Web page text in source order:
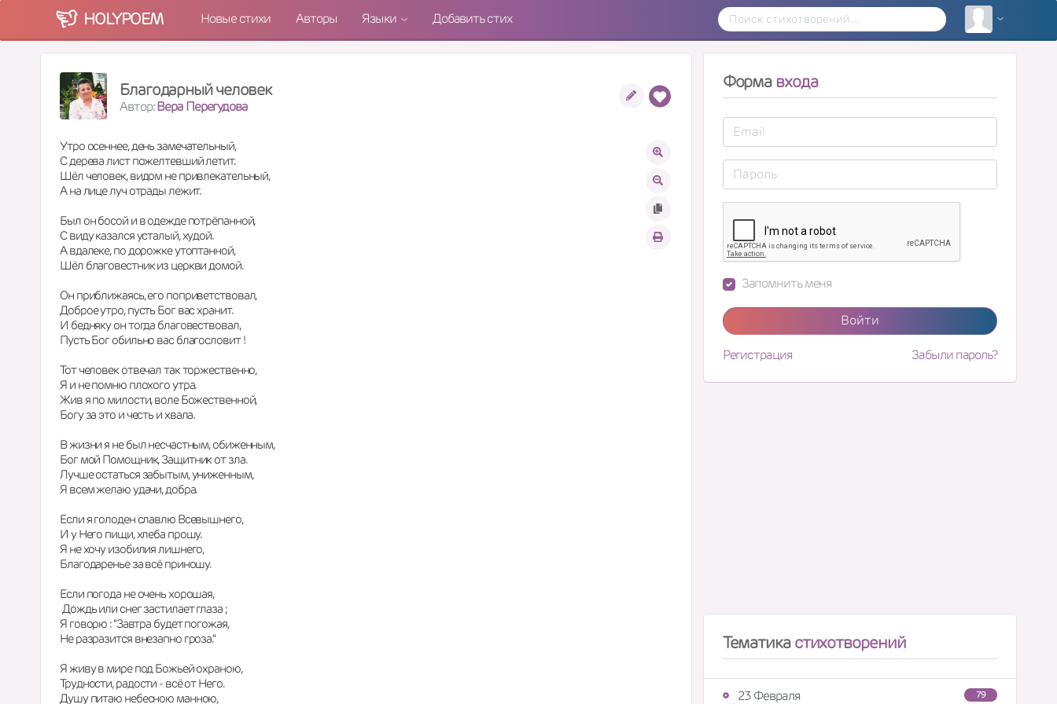
HOLYPOEM Новые стихи Авторы Языки Добавить стих
Благодарный человек
Автор:Вера Перегудова
Утро осеннее, день замечательный,
С дерева лист пожелтевший летит.
Шёл человек, видом не привлекательный,
А на лице луч отрады лежит.
Был он босой и в одежде потрёпанной,
С виду казался усталый, худой.
А вдалеке, по дорожке утоптанной,
Шёл благовестник из церкви домой.
Он приближаясь, его поприветствовал,
Доброе утро, пусть Бог вас хранит.
И бедняку он тогда благовествовал,
Пусть Бог обильно вас благословит !
Тот человек отвечал так торжественно,
Я и не помню плохого утра.
Жив я по милости, воле Божественной,
Богу за это и честь и хвала.
В жизни я не был несчастным, обиженным,
Бог мой Помощник, Защитник от зла.
Лучше остаться забытым, униженным,
Я всем желаю удачи, добра.
Если я голоден славлю Всевышнего,
И у Него пищи, хлеба прошу.
Я не хочу изобилия лишнего,
Благодаренье за всё приношу.
Если погода не очень хорошая,
Дождь или снег застилает глаза ;
Я говорю : ''Завтра будет погожая,
Не разразится внезапно гроза.''
Я живу в мире под Божьей охраною,
Трудности, радости - всё от Него.
Душу питаю небесною манною,
Форма входа
Запомнить меня
Войти
Регистрация Забыли пароль?
Тематикастихотворений
79
23 Февраля